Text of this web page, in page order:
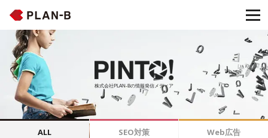
株式会社PLAN-Bの情報発信メディア
ALL SEO対策 Web広告